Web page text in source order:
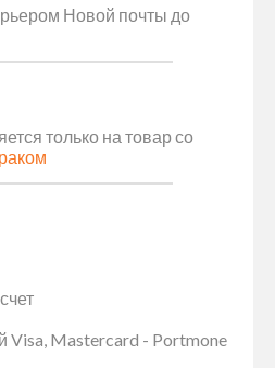
Новой почты до
только на товар со
Visa, Mastercard - Portmone